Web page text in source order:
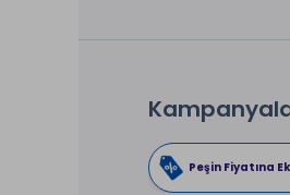
Peşin Fiyatına